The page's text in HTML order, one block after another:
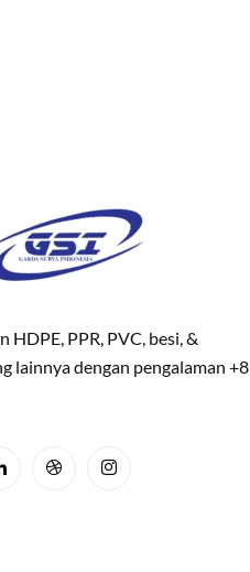
HDPE, PPR, PVC, besi, &
lainnya dengan pengalaman +8